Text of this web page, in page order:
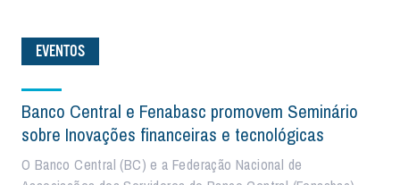
EVENTOS
Banco Central e Fenabasc promovem Seminário
sobre Inovações financeiras e tecnológicas
O Banco Central (BC) e a Federação Nacional de